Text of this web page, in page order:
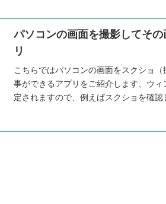
パソコンの画面を撮影してそ
リ
こちらではパソコンの画面をスクショ
事ができるアプリをご紹介します、ウ
定されますので、例えばスクショを確認